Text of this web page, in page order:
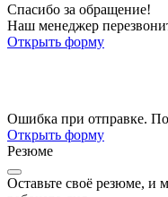
Спасибо за обращение!
Наш менеджер
Открыть форму
Ошибка при отправке.
Открыть форму
Резюме
Оставьте своё резюме, и